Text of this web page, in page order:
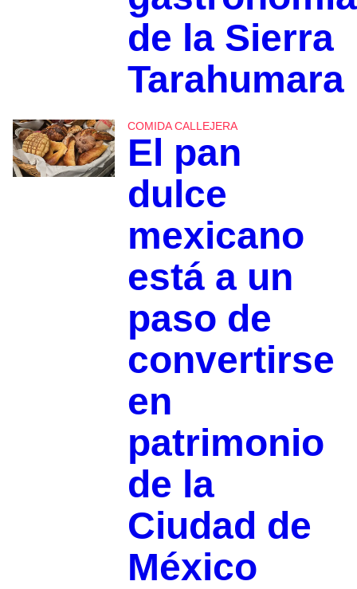
de la Sierra
Tarahumara
COMIDA CALLEJERA
El pan
dulce
mexicano
está a un
paso de
convertirse
en
patrimonio
de la
Ciudad de
México